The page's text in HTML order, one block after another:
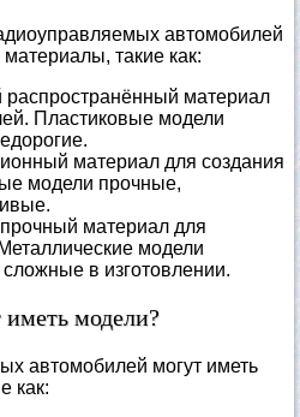
автомобилей
такие как:
материал
Пластиковые модели
материал для создания
модели прочные,
материал для
модели
в изготовлении.
модели?
автомобилей могут иметь
как: